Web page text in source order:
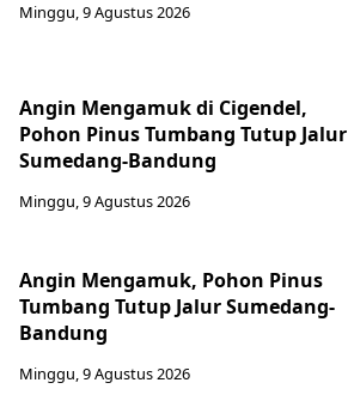
Minggu, 9 Agustus 2026
Angin Mengamuk di Cigendel,
Pohon Pinus Tumbang Tutup Jalur
Sumedang-Bandung
Minggu, 9 Agustus 2026
Angin Mengamuk, Pohon Pinus
Tumbang Tutup Jalur Sumedang-
Bandung
Minggu, 9 Agustus 2026